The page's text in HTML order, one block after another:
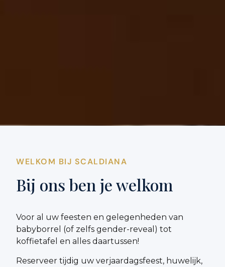
WELKOM BIJ SCALDIANA
Bij ons ben je welkom
Voor al uw feesten en gelegenheden van
babyborrel (of zelfs gender-reveal) tot
koffietafel en alles daartussen!
Reserveer tijdig uw verjaardagsfeest, huwelijk,